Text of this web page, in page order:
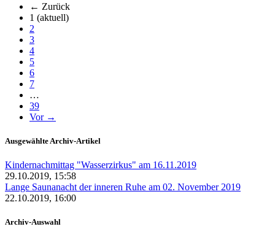
← Zurück
1 (aktuell)
2
3
4
5
6
7
…
39
Vor →
Ausgewählte Archiv-Artikel
Kindernachmittag "Wasserzirkus" am 16.11.2019
29.10.2019, 15:58
Lange Saunanacht der inneren Ruhe am 02. November 2019
22.10.2019, 16:00
Archiv-Auswahl